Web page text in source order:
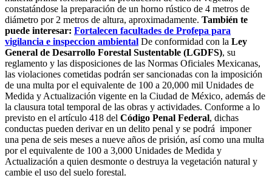
constatándose la preparación de un horno rústico de 4 metros de
diámetro por 2 metros de altura, aproximadamente. También te
puede interesar: Fortalecen facultades de Profepa para
vigilancia e inspeccion ambiental De conformidad con la Ley
General de Desarrollo Forestal Sustentable (LGDFS), su
reglamento y las disposiciones de las Normas Oficiales Mexicanas,
las violaciones cometidas podrán ser sancionadas con la imposición
de una multa por el equivalente de 100 a 20,000 mil Unidades de
Medida y Actualización vigente en la Ciudad de México, además de
la clausura total temporal de las obras y actividades. Conforme a lo
previsto en el artículo 418 del Código Penal Federal, dichas
conductas pueden derivar en un delito penal y se podrá imponer
una pena de seis meses a nueve años de prisión, así como una multa
por el equivalente de 100 a 3,000 Unidades de Medida y
Actualización a quien desmonte o destruya la vegetación natural y
cambie el uso del suelo forestal.